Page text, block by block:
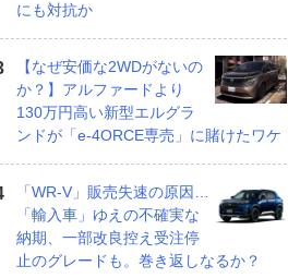
にも対抗か
【なぜ安価な2WDがないの
か？】アルファードより
130万円高い新型エルグラ
ンドが「e-4ORCE専売」に賭けたワケ
「WR-V」販売失速の原因…
「輸入車」ゆえの不確実な
納期、一部改良控え受注停
止のグレードも。巻き返しなるか？